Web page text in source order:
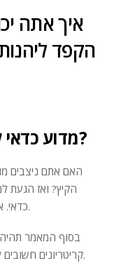
איך אתה
הקפד
מדוע כדאי לבנות אח ולמה כדאי לזכור?
האם אתם ניצבים
הקיץ? ואז הגעת
כדאי. אנו נותנים לך גם כמה עצות ורעיונות מעשיים.
בסוף המאמר
קריטריונים חשובים לפיהם תמיין מאמרים נוספים והדרכות בנושא.